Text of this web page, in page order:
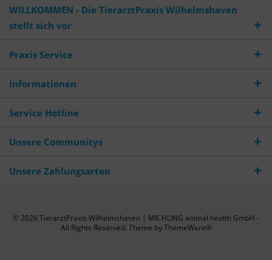
WILLKOMMEN - Die TierarztPraxis Wilhelmshaven
stellt sich vor
Praxis Service
Informationen
Service Hotline
Unsere Communitys
Unsere Zahlungsarten
© 2026 TierarztPraxis Wilhelmshaven | MICHLING animal health GmbH -
All Rights Reserved. Theme byThemeWare®